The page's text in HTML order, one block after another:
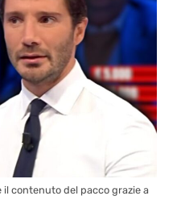
contenuto del pacco grazie a